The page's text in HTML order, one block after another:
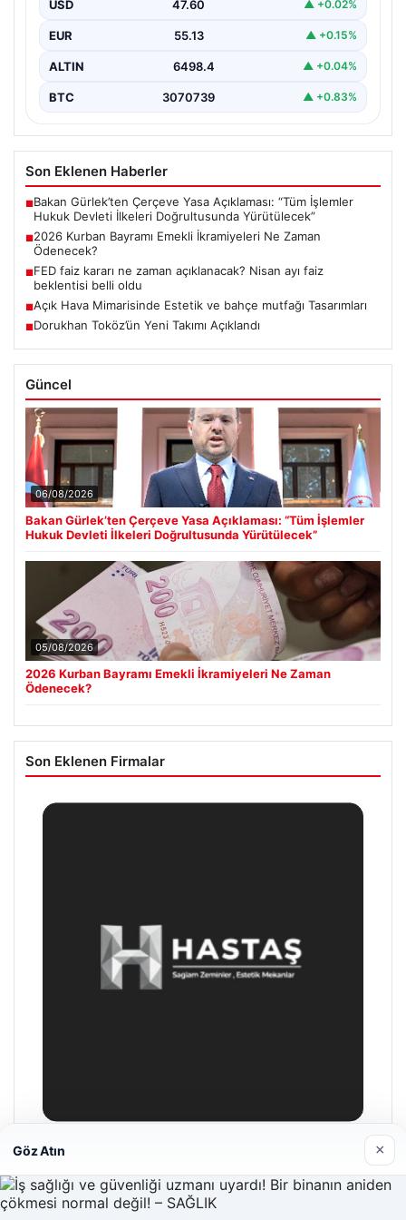
ikramiyesi…
USD 47.60 ▲ +0.02%
EUR 55.13 ▲ +0.15%
ALTIN 6498.4 ▲ +0.04%
BTC 3070739 ▲ +0.83%
Son Eklenen Haberler
■Bakan Gürlek’ten Çerçeve Yasa Açıklaması: “Tüm İşlemler
Hukuk Devleti İlkeleri Doğrultusunda Yürütülecek”
■2026 Kurban Bayramı Emekli İkramiyeleri Ne Zaman
Ödenecek?
■FED faiz kararı ne zaman açıklanacak? Nisan ayı faiz
beklentisi belli oldu
■Açık Hava Mimarisinde Estetik ve bahçe mutfağı Tasarımları
■Dorukhan Toköz’ün Yeni Takımı Açıklandı
Güncel
06/08/2026
Bakan Gürlek’ten Çerçeve Yasa Açıklaması: “Tüm İşlemler
Hukuk Devleti İlkeleri Doğrultusunda Yürütülecek”
05/08/2026
2026 Kurban Bayramı Emekli İkramiyeleri Ne Zaman
Ödenecek?
Son Eklenen Firmalar
Hastaş Beton
26/05/2026
Göz Atın ×